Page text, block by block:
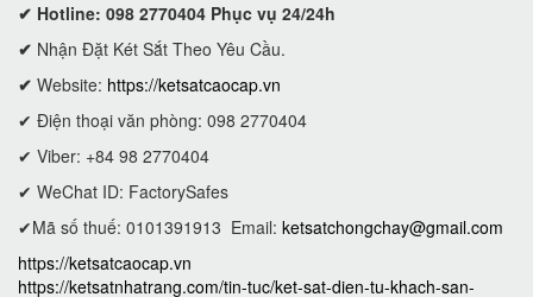
✔ Hotline: 098 2770404 Phục vụ 24/24h
✔ Nhận Đặt Két Sắt Theo Yêu Cầu.
✔ Website: https://ketsatcaocap.vn
✔ Điện thoại văn phòng: 098 2770404
✔ Viber: +84 98 2770404
✔ WeChat ID: FactorySafes
✔Mã số thuế: 0101391913 Email: ketsatchongchay@gmail.com
https://ketsatcaocap.vn
https://ketsatnhatrang.com/tin-tuc/ket-sat-dien-tu-khach-san-